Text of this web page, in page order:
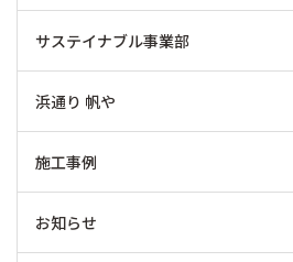
サステイナブル事業部
浜通り 帆や
施工事例
お知らせ